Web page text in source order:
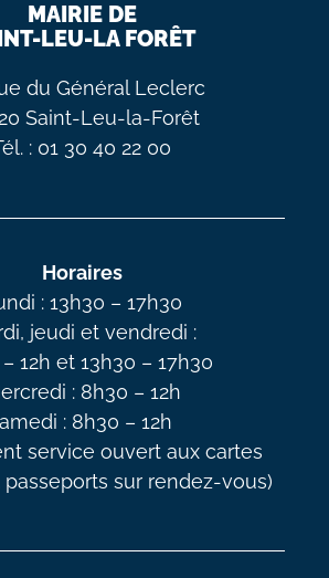
MAIRIE DE
LEU-LA FORÊT
du Général Leclerc
Saint-Leu-la-Forêt
: 01 30 40 22 00
Horaires
: 13h30 – 17h30
jeudi et vendredi :
12h et 13h30 – 17h30
: 8h30 – 12h
: 8h30 – 12h
service ouvert aux cartes
passeports sur rendez-vous)